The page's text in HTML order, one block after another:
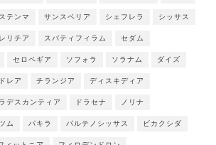
テンマ サンスベリア シェフレラ シッサス
リチア スパティフィラム セダム
セロペギア ソフォラ ソラナム ダイズ
レア チランジア ディスキディア
デスカンティア ドラセナ ノリナ
ム パキラ パルテノシッサス ビカクシダ